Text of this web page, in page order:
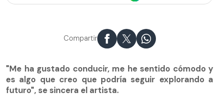
Compartir
"Me ha gustado conducir, me he sentido cómodo y
es algo que creo que podría seguir explorando a
futuro", se sincera el artista.